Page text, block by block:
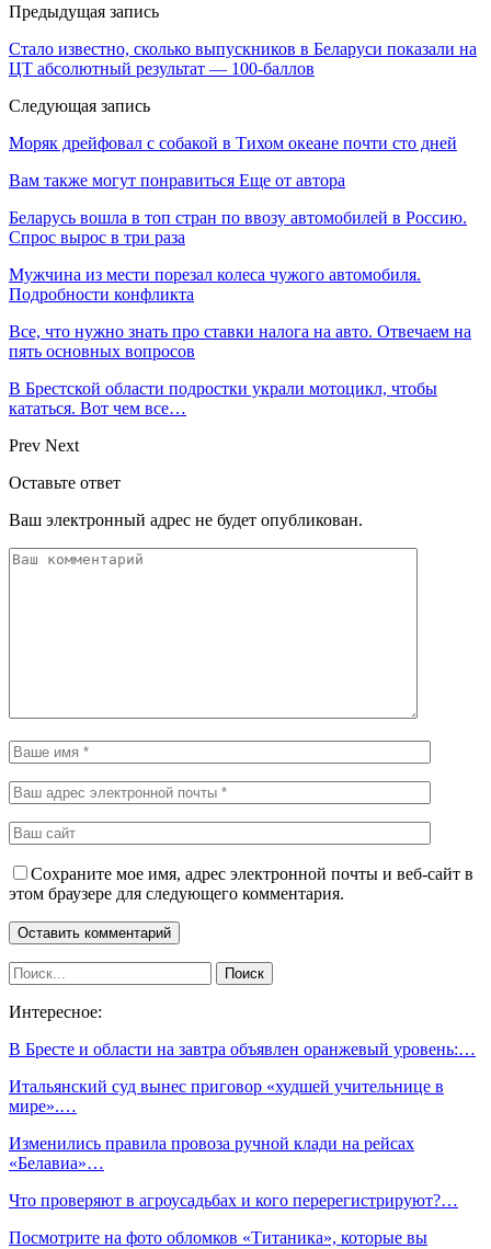
Предыдущая запись
Стало известно, сколько выпускников в Беларуси показали на
ЦТ абсолютный результат — 100-баллов
Следующая запись
Моряк дрейфовал с собакой в Тихом океане почти сто дней
Вам также могут понравиться Еще от автора
Беларусь вошла в топ стран по ввозу автомобилей в Россию.
Спрос вырос в три раза
Мужчина из мести порезал колеса чужого автомобиля.
Подробности конфликта
Все, что нужно знать про ставки налога на авто. Отвечаем на
пять основных вопросов
В Брестской области подростки украли мотоцикл, чтобы
кататься. Вот чем все…
Prev Next
Оставьте ответ
Ваш электронный адрес не будет опубликован.
Сохраните мое имя, адрес электронной почты и веб-сайт в
этом браузере для следующего комментария.
Интересное:
В Бресте и области на завтра объявлен оранжевый уровень:…
Итальянский суд вынес приговор «худшей учительнице в
мире».…
Изменились правила провоза ручной клади на рейсах
«Белавиа»…
Что проверяют в агроусадьбах и кого перерегистрируют?…
Посмотрите на фото обломков «Титаника», которые вы